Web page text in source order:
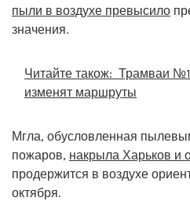
пыли в воздухе превысило
значения.
Читайте також: Трамваи
изменят маршруты
Мгла, обусловленная
пожаров, накрыла Харьков и
продержится в воздухе
октября.